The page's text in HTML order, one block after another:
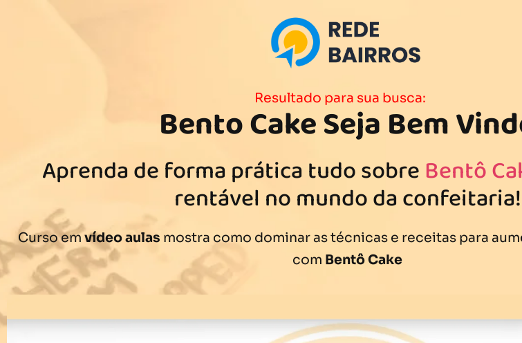
Resultado para sua busca:
Bento Cake Seja Bem
Aprenda de forma prática tudo sobreBentô
rentável no mundo da confeitaria!
Curso em vídeo aulas mostra como dominar as técnicas e receitas para
com Bentô Cake